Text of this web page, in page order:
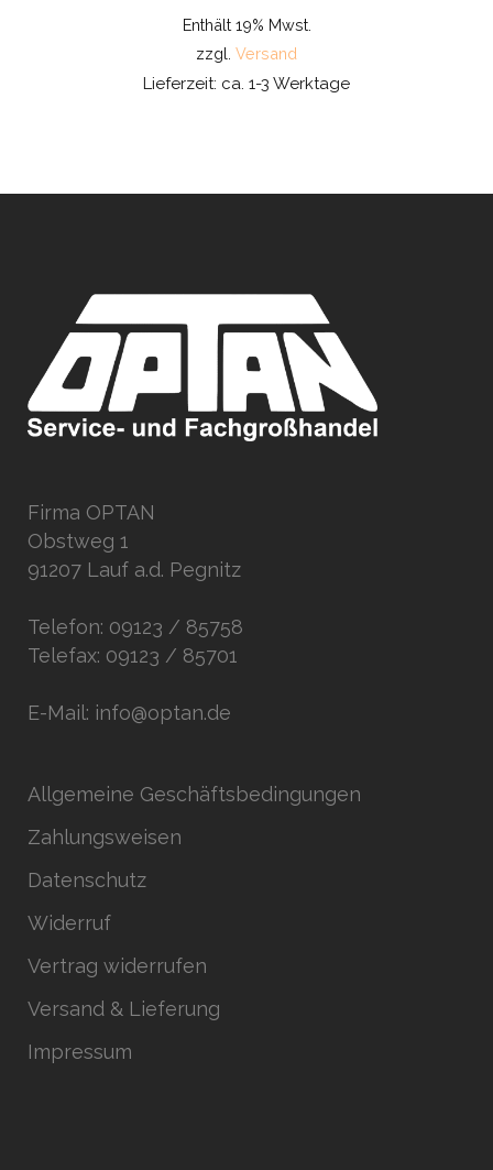
Enthält 19% Mwst.
zzgl. Versand
Lieferzeit: ca. 1-3 Werktage
Firma OPTAN
Obstweg 1
91207 Lauf a.d. Pegnitz
Telefon: 09123 / 85758
Telefax: 09123 / 85701
E-Mail: info@optan.de
Allgemeine Geschäftsbedingungen
Zahlungsweisen
Datenschutz
Widerruf
Vertrag widerrufen
Versand & Lieferung
Impressum